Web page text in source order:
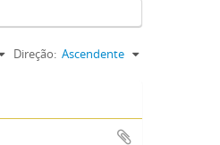
Direção: Ascendente